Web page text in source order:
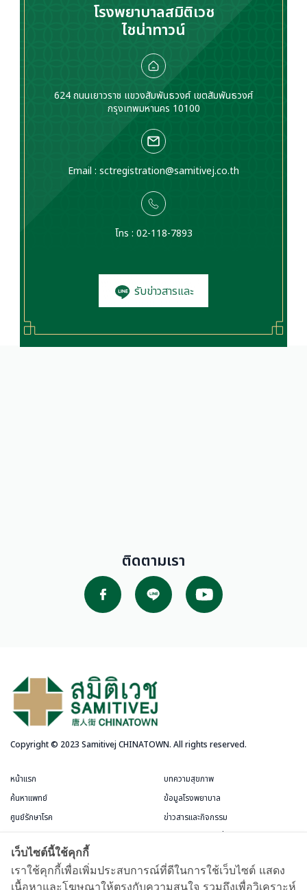
โรงพยาบาลสมิติเวช
ไชน่าทาวน์
624 ถนนเยาวราช แขวงสัมพันธวงศ์ เขตสัมพันธวงศ์
กรุงเทพมหานคร 10100
Email : sctregistration@samitivej.co.th
โทร : 02-118-7893
รับข่าวสารและ
ติดตามเรา
Copyright © 2023 Samitivej CHINATOWN. All rights reserved.
หน้าแรก
ค้นหาแพทย์
ศูนย์รักษาโรค
ข้อกำหนดและการใช้งาน
บทความสุขภาพ
ข้อมูลโรงพยาบาล
ข่าวสารและกิจกรรม
เว็บไซต์นี้ใช้คุกกี้
เราใช้คุกกี้เพื่อเพิ่มประสบการณ์ที่ดีในการใช้เว็บไซต์ แสดง
เนื้อหาและโฆษณาให้ตรงกับความสนใจ รวมถึงเพื่อวิเคราะห์